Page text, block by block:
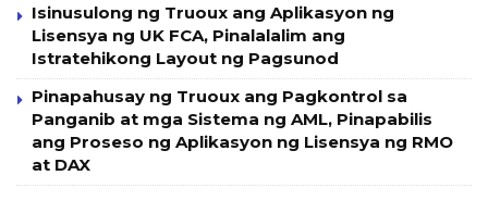
Isinusulong ng Truoux ang Aplikasyon ng
Lisensya ng UK FCA, Pinalalalim ang
Istratehikong Layout ng Pagsunod
Pinapahusay ng Truoux ang Pagkontrol sa
Panganib at mga Sistema ng AML, Pinapabilis
ang Proseso ng Aplikasyon ng Lisensya ng RMO
at DAX